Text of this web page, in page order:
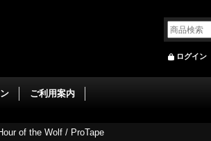
ログイン
ご利用案内
of the Wolf / ProTape